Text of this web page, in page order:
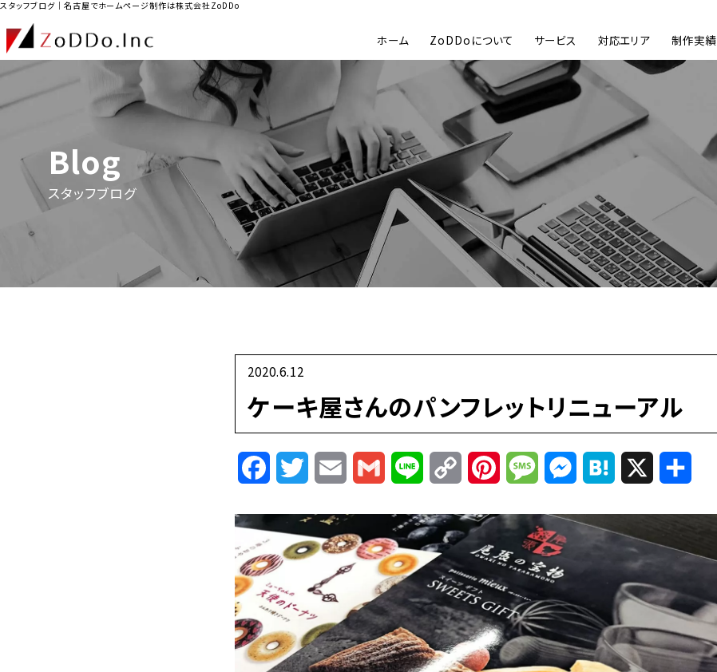
スタッフブログ｜名古屋でホームページ制作は株式会社ZoDDo
ホーム ZoDDoについて サービス 対応エリア 制作実績
Blog
スタッフブログ
2020.6.12
ケーキ屋さんのパンフレットリニューアル
FacebookTwitterEmail Gmail Line
Copy
Link
PinterestMessageMessenger
Hatena